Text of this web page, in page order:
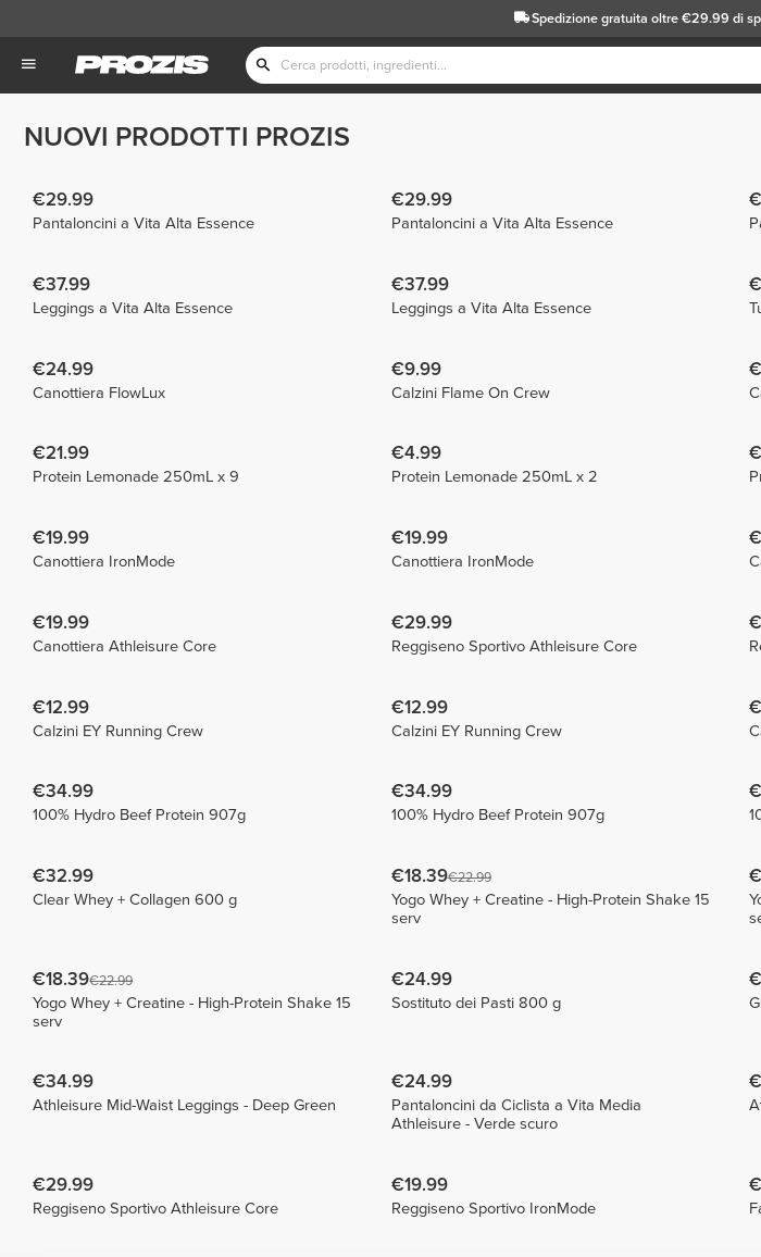
Spedizione gratuita oltre €29.99 di
NUOVI PRODOTTI PROZIS
€29.99
Pantaloncini a Vita Alta Essence
€29.99
Pantaloncini a Vita Alta Essence
€37.99
Leggings a Vita Alta Essence
€37.99
Leggings a Vita Alta Essence
€24.99
Canottiera FlowLux
€9.99
Calzini Flame On Crew
€21.99
Protein Lemonade 250mL x 9
€4.99
Protein Lemonade 250mL x 2
€19.99
Canottiera IronMode
€19.99
Canottiera IronMode
€19.99
Canottiera Athleisure Core
€29.99
Reggiseno Sportivo Athleisure Core
€12.99
Calzini EY Running Crew
€12.99
Calzini EY Running Crew
€34.99
100% Hydro Beef Protein 907g
€34.99
100% Hydro Beef Protein 907g
€32.99
Clear Whey + Collagen 600 g
€18.39€22.99
Yogo Whey + Creatine - High-Protein Shake 15
serv
€18.39€22.99
Yogo Whey + Creatine - High-Protein Shake 15
serv
€24.99
Sostituto dei Pasti 800 g
€34.99
Athleisure Mid-Waist Leggings - Deep Green
€24.99
Pantaloncini da Ciclista a Vita Media
Athleisure - Verde scuro
€29.99
Reggiseno Sportivo Athleisure Core
€19.99
Reggiseno Sportivo IronMode